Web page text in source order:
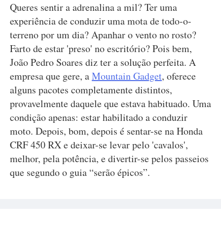
Queres sentir a adrenalina a mil? Ter uma
experiência de conduzir uma mota de todo-o-
terreno por um dia? Apanhar o vento no rosto?
Farto de estar 'preso' no escritório? Pois bem,
João Pedro Soares diz ter a solução perfeita. A
empresa que gere, aMountain Gadget, oferece
alguns pacotes completamente distintos,
provavelmente daquele que estava habituado. Uma
condição apenas: estar habilitado a conduzir
moto. Depois, bom, depois é sentar-se na Honda
CRF 450 RX e deixar-se levar pelo 'cavalos',
melhor, pela potência, e divertir-se pelos passeios
que segundo o guia “serão épicos”.